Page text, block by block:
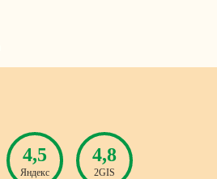
4,5
Яндекс
4,8
2GIS